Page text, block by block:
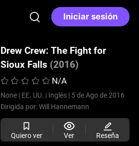
Iniciar sesión
Drew Crew: The Fight for
Sioux Falls (2016)
N/A
None | EE. UU. | Inglés | 5 de Ago de 2016
Dirigida por:Will Hannemann
Quiero ver Ver Reseña